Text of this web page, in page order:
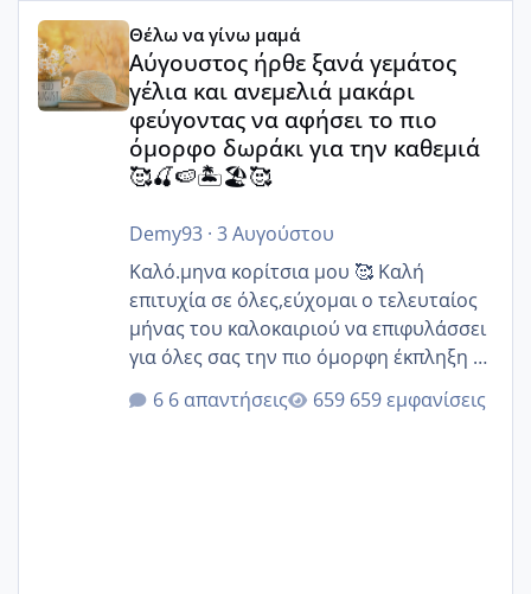
Αύγουστος ήρθε ξανά γεμάτος γέλια και ανεμελιά
Θέλω να γίνω μαμά
Αύγουστος ήρθε ξανά γεμάτος
γέλια και ανεμελιά μακάρι
φεύγοντας να αφήσει το πιο
όμορφο δωράκι για την καθεμιά
🥰🍒🍉🏝️🏖️🥰
Demy93· 3 Αυγούστου
Καλό.μηνα κορίτσια μου 🥰 Καλή
επιτυχία σε όλες,εύχομαι ο τελευταίος
μήνας του καλοκαιριού να επιφυλάσσει
για όλες σας την πιο όμορφη έκπληξη 🧿
@Elk @Melikara86 @Παρασκευαιδου
@Zenia z @melitiniღ @Christi.D.
6 απαντήσεις 659 εμφανίσεις